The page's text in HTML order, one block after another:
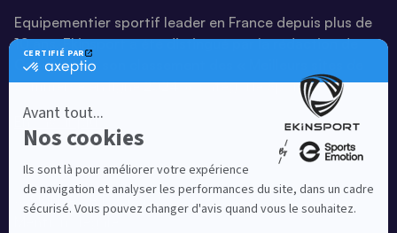
Equipementier sportif leader en France depuis plus de
10 ans, Ekinsport a été distingué par la rédaction de
Capital dans son classement des « Meilleurs sites de
commerce en ligne 2024 », catégorie Sportswear.
En savoir plus
© EKINSPORT 2026